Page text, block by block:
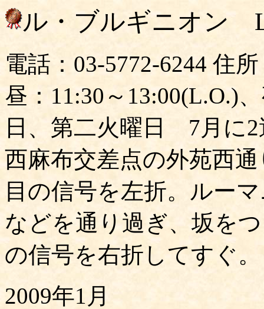
ル・ブルギニオン
電話：03-5772-6244 住
昼：11:30～13:00(L.O.)
日、第二火曜日 7月に2
西麻布交差点の外苑西
目の信号を左折。ルー
などを通り過ぎ、坂を
の信号を右折してすぐ。
2009年1月